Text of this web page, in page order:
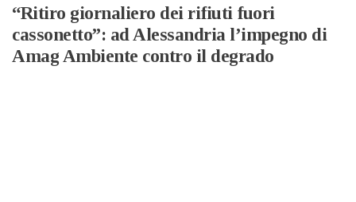
“Ritiro giornaliero dei rifiuti fuori
cassonetto”: ad Alessandria l’impegno di
Amag Ambiente contro il degrado